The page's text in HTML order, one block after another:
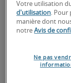
Robert Half
Les DSI sont
stratégiques
2023, les 5
Votre utilisation
d'utilisation. Pour
manière dont
notreAvis de
Ne pas